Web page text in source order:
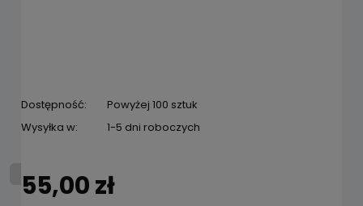
Dostępność:
Powyżej 100 sztuk
Wysyłka w:
1-5 dni roboczych
55,00 zł